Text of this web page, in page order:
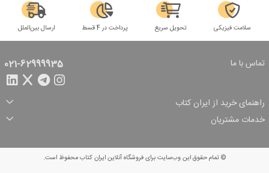
سلامت فیزیکی تحویل سریع پرداخت در 4 قسط ارسال بین‌الملل
تماس با ما 021-62999935
راهنمای خرید از ایران کتاب
ثبت سفارش
شرایط ارسال سفارش
شیوه پرداخت
تخفیف‌های خرید
خدمات مشتریان
© تمام حقوق این وب‌سایت برای فروشگاه آنلاین ایران کتاب محفوظ است.